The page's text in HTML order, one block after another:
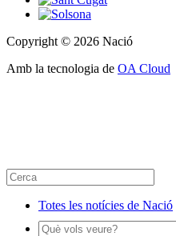
Copyright © 2026 Nació
Amb la tecnologia de OA Cloud
Totes les notícies de Nació